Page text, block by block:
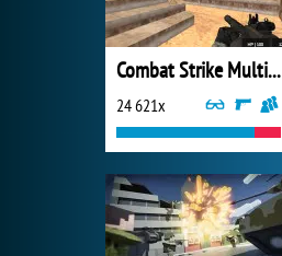
Combat Strike Multiplayer
24 621x